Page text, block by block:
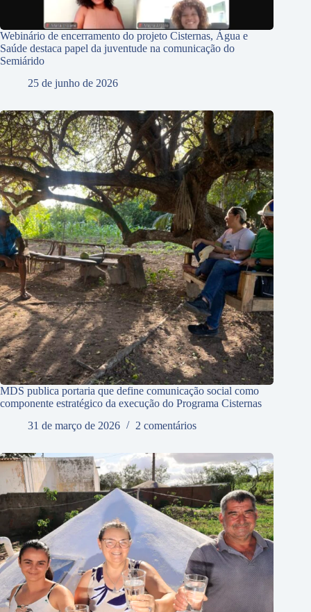
Webinário de encerramento do projeto Cisternas, Água e
Saúde destaca papel da juventude na comunicação do
Semiárido
25 de junho de 2026
MDS publica portaria que define comunicação social como
componente estratégico da execução do Programa Cisternas
31 de março de 2026
2 comentários